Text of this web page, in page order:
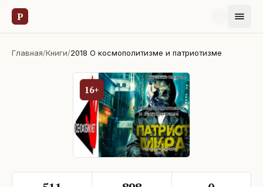
Р
Главная/Книги/2018 О космополитизме и патриотизме
16+